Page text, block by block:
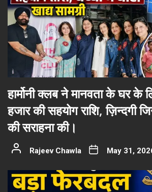
हार्मोनी क्लब ने मानवता के घर के
हजार की सहयोग राशि, ज़िन्दगी
की सराहना की।
Rajeev Chawla May 31,